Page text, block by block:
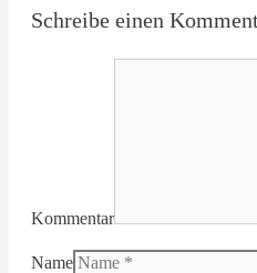
Schreibe einen
Kommentar
Name